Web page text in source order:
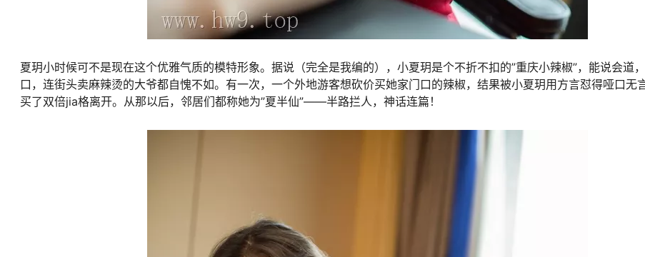
夏玥小时候可不是现在这个优雅气质的模特形象。据说（完全是我编的），小夏玥是个不折不扣的”重庆小辣椒”，能说会道
口，连街头卖麻辣烫的大爷都自愧不如。有一次，一个外地游客想砍价买她家门口的辣椒，结果被小夏玥用方言怼得哑口无
买了双倍jia格离开。从那以后，邻居们都称她为”夏半仙”——半路拦人，神话连篇！